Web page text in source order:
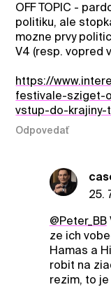
OFF TOPIC -
politiku, ale
mozne prvy
V4 (resp. vopred
https://
festivale-sziget-
vstup-do-
Odpovedať
25.
@Peter_BB
ze ich
Hamas a
robit na
rezim, to